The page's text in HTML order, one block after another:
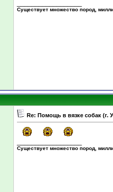
Существует множество пород,
Re: Помощь в вязке собак (г.
Существует множество пород,